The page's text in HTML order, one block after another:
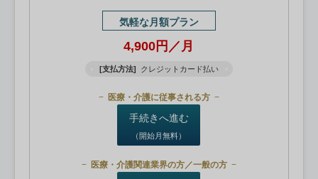
気軽な月額プラン
4,900円／月
[支払方法] クレジットカード払い
医療・介護に従事される方
手続きへ進む
（開始月無料）
医療・介護関連業界の方／一般の方